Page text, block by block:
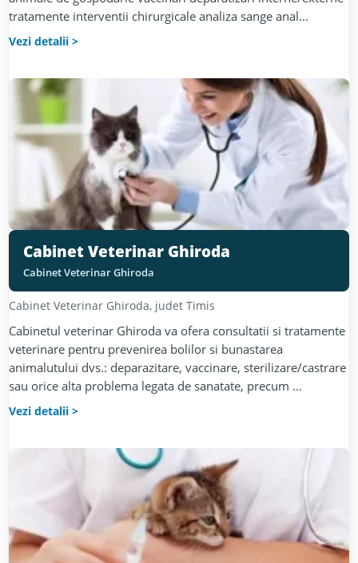
tratamente interventii chirurgicale analiza sange anal...
Vezi detalii
Cabinet Veterinar Ghiroda
Cabinet Veterinar Ghiroda
Cabinet Veterinar Ghiroda, judet Timis
Cabinetul veterinar Ghiroda va ofera consultatii si tratamente
veterinare pentru prevenirea bolilor si bunastarea
animalutului dvs.: deparazitare, vaccinare, sterilizare/castrare
sau orice alta problema legata de sanatate, precum ...
Vezi detalii